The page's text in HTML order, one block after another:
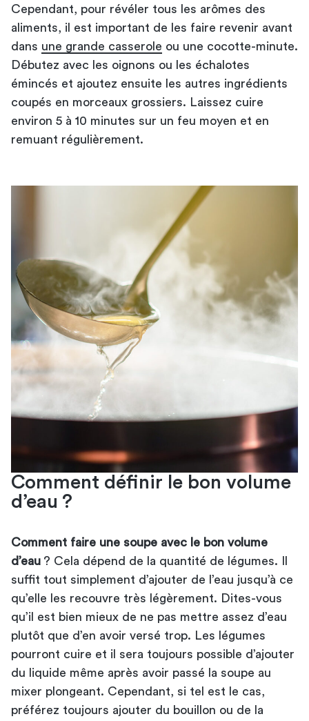
Cependant, pour révéler tous les arômes des
aliments, il est important de les faire revenir avant
dans une grande casserole ou une cocotte-minute.
Débutez avec les oignons ou les échalotes
émincés et ajoutez ensuite les autres ingrédients
coupés en morceaux grossiers. Laissez cuire
environ 5 à 10 minutes sur un feu moyen et en
remuant régulièrement.
Comment définir le bon volume
d’eau ?
Comment faire une soupe avec le bon volume
d’eau ? Cela dépend de la quantité de légumes. Il
suffit tout simplement d’ajouter de l’eau jusqu’à ce
qu’elle les recouvre très légèrement. Dites-vous
qu’il est bien mieux de ne pas mettre assez d’eau
plutôt que d’en avoir versé trop. Les légumes
pourront cuire et il sera toujours possible d’ajouter
du liquide même après avoir passé la soupe au
mixer plongeant. Cependant, si tel est le cas,
préférez toujours ajouter du bouillon ou de la